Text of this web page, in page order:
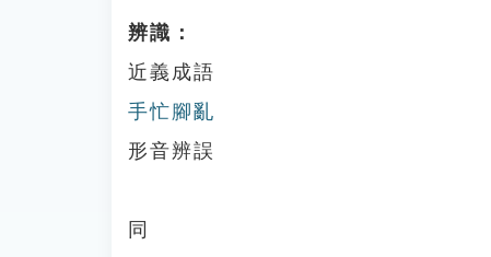
辨識：
近義成語
手忙腳亂
形音辨誤
同